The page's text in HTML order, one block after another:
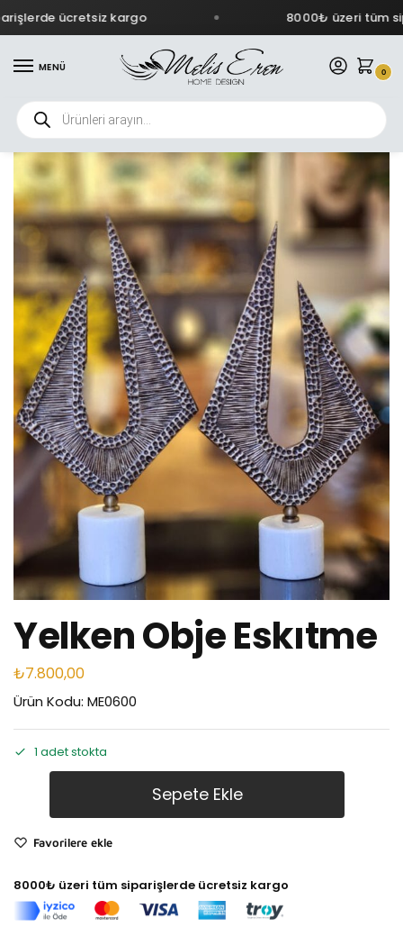
ücretsiz kargo 8000₺ üzeri tüm
MENÜ 0
Yelken Obje Eskıtme
₺7.800,00
Ürün Kodu: ME0600
1 adet stokta
Sepete Ekle
Favorilere ekle
8000₺ üzeri tüm siparişlerde ücretsiz kargo